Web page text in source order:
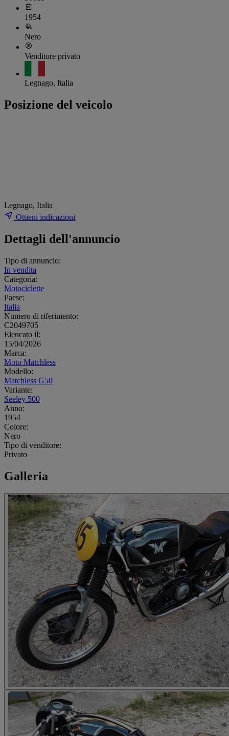
1954
Nero
Venditore privato
Legnago, Italia
Posizione del veicolo
Legnago, Italia
Ottieni indicazioni
Dettagli dell'annuncio
Tipo di annuncio:
In vendita
Categoria:
Motociclette
Paese:
Italia
Numero di riferimento:
C2049705
Elencato il:
15/04/2026
Marca:
Moto Matchless
Modello:
Matchless G50
Variante:
Seeley 500
Anno:
1954
Colore:
Nero
Tipo di venditore:
Privato
Galleria